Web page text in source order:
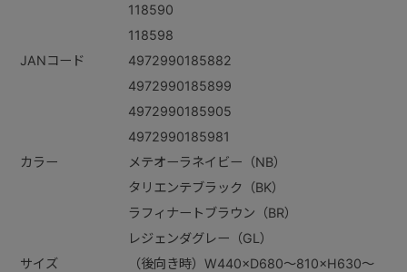
118590
118598
JANコード
4972990185882
4972990185899
4972990185905
4972990185981
カラー
メテオーラネイビー（NB）
タリエンテブラック（BK）
ラフィナートブラウン（BR）
レジェンダグレー（GL）
サイズ
（後向き時）W440×D680～810×H630～